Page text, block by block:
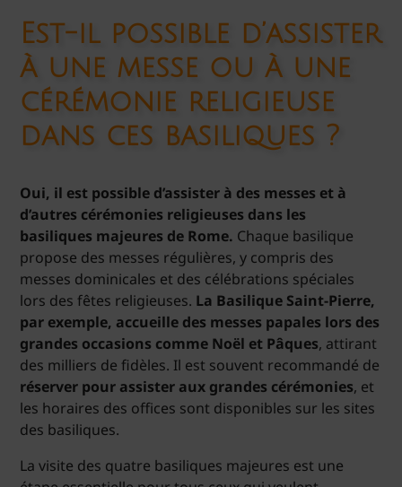
Est-il possible d’assister
à une messe ou à une
cérémonie religieuse
dans ces basiliques ?
Oui, il est possible d’assister à des messes et à
d’autres cérémonies religieuses dans les
basiliques majeures de Rome. Chaque basilique
propose des messes régulières, y compris des
messes dominicales et des célébrations spéciales
lors des fêtes religieuses. La Basilique Saint-Pierre,
par exemple, accueille des messes papales lors des
grandes occasions comme Noël et Pâques, attirant
des milliers de fidèles. Il est souvent recommandé de
réserver pour assister aux grandes cérémonies, et
les horaires des offices sont disponibles sur les sites
des basiliques.
La visite des quatre basiliques majeures est une